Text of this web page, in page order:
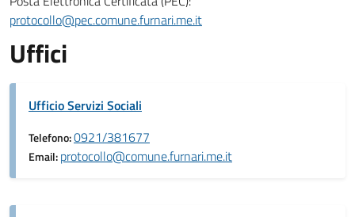
protocollo@pec.comune.furnari.me.it
Uffici
Ufficio Servizi Sociali
Telefono:0921/381677
Email:protocollo@comune.furnari.me.it